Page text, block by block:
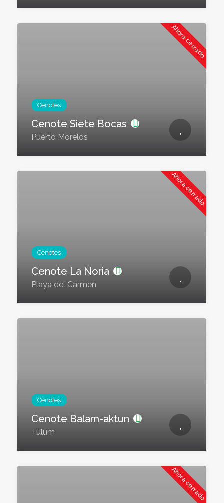
Ahora cerrado
Cenotes
Cenote Siete Bocas
Puerto Morelos
Ahora cerrado
Cenotes
Cenote La Noria
Playa del Carmen
Cenotes
Cenote Balam-aktun
Tulum
Ahora cerrado